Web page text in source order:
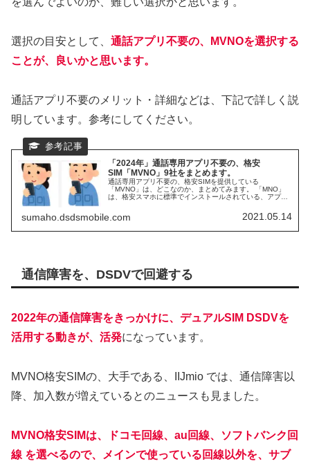
選択の目安として、 通話アプリ不要の、MVNOを選択する
ことが、良いかと思います。
通話アプリ不要のメリット・詳細などは、下記で詳しく説
明しています。参考にしてください。
「2024年」通話専用アプリ不要の、格安
SIM「MVNO」9社をまとめます。
通話専用アプリ不要の、格安SIMを提供している
「MVNO」は、どこなのか、まとめてみます。 「MNO」
は、格安スマホに標準でインストールされている、アプリ
したい。分かる範囲で調べてみました。MVNOの、専用ア
プリ不要事業者が、続々と増えています。 2023年4月1日
sumaho.dsdsmobile.com 2021.05.14
通信障害を、DSDVで回避する
2022年の通信障害をきっかけに、デュアルSIM DSDVを
活用する動きが、活発になっています。
MVNO格安SIMの、大手である、IIJmio では、通信障害以
降、加入数が増えているとのニュースも見ました。
MVNO格安SIMは、ドコモ回線、au回線、ソフトバンク回
線 を選べるので、メインで使っている回線以外を、サブ